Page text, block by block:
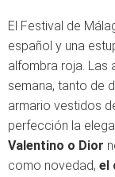
El Festival de
español y una
alfombra roja. Las
semana, tanto de
armario vestidos
perfección la
Valentino o Dior
como novedad, el